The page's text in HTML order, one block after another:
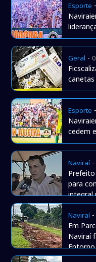
Esporte -
Geral -
Esporte
cedem
Naviraí-
para
integral
Naviraí-
Em
Naviraí